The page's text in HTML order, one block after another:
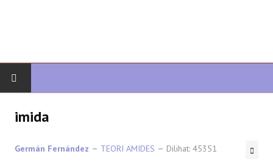
imida
Germán Fernández TEORI AMIDES Dilihat: 45351